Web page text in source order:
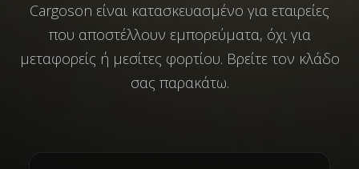
Cargoson είναι κατασκευασμένο για εταιρείες
που αποστέλλουν εμπορεύματα, όχι για
μεταφορείς ή μεσίτες φορτίου. Βρείτε τον κλάδο
σας παρακάτω.